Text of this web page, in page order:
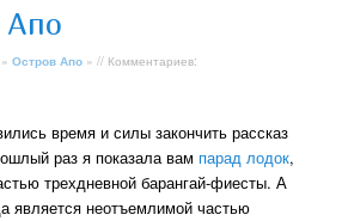
Апо
»Остров Апо » // Комментариев:
время и силы закончить рассказ
раз я показала вам парад лодок,
трехдневной барангай-фиесты. А
является неотъемлимой частью